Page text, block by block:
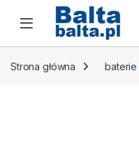
Skip to navigation
Skip to content
Open
Strona główna baterie